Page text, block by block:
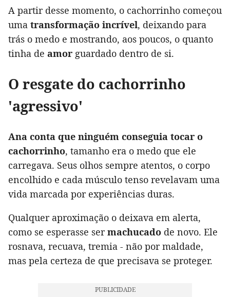
A partir desse momento, o cachorrinho começou
uma transformação incrível, deixando para
trás o medo e mostrando, aos poucos, o quanto
tinha de amor guardado dentro de si.
O resgate do cachorrinho
'agressivo'
Ana conta que ninguém conseguia tocar o
cachorrinho, tamanho era o medo que ele
carregava. Seus olhos sempre atentos, o corpo
encolhido e cada músculo tenso revelavam uma
vida marcada por experiências duras.
Qualquer aproximação o deixava em alerta,
como se esperasse sermachucado de novo. Ele
rosnava, recuava, tremia - não por maldade,
mas pela certeza de que precisava se proteger.